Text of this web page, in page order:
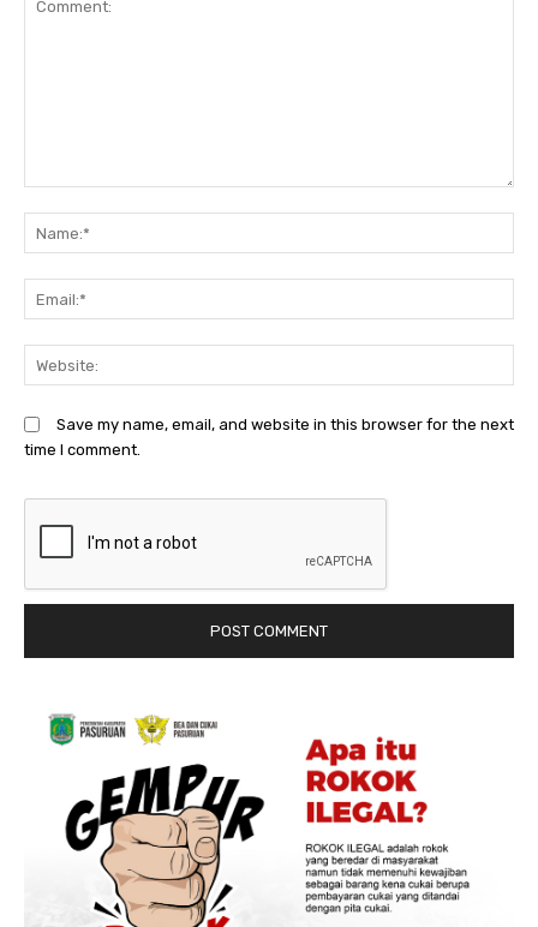
Save my name, email, and website in this browser for the next
time I comment.